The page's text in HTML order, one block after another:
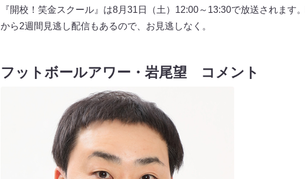
『開校！笑金スクール』は8月31日（土）12:00～13:30で放送されます
から2週間見逃し配信もあるので、お見逃しなく。
フットボールアワー・岩尾望 コメント